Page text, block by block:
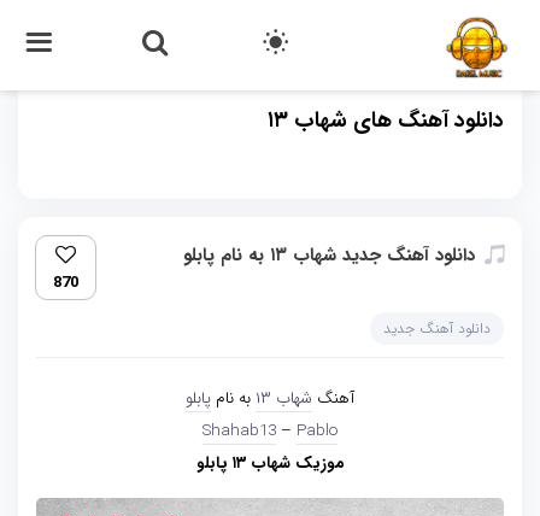
دانلود آهنگ های شهاب ۱۳
دانلود آهنگ جدید شهاب ۱۳ به نام پابلو
870
دانلود آهنگ جدید
آهنگ شهاب ۱۳ به نام پابلو
Shahab13 – Pablo
موزیک شهاب ۱۳ پابلو